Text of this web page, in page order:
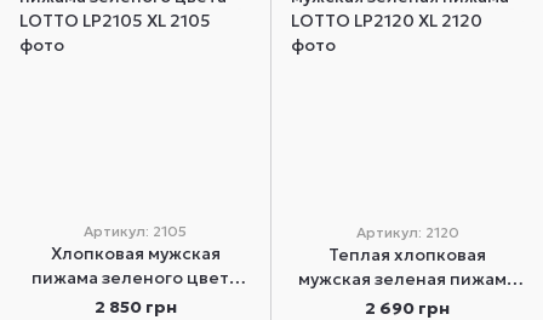
Артикул: 2105
Хлопковая мужская
пижама зеленого цвета
LOTTO LP2105 XL
2 850 грн
Артикул: 2120
Теплая хлопковая
мужская зеленая пижама
LOTTO LP2120 XL
2 690 грн